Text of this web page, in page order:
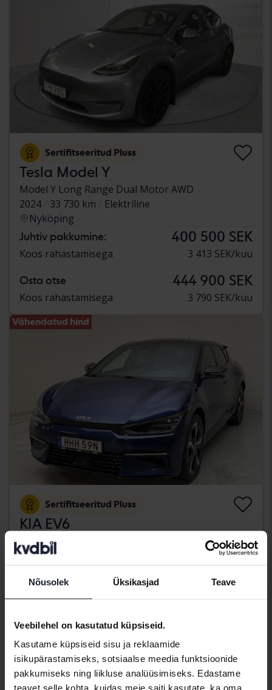
Nõusolek Üksikasjad Teave
Veebilehel on kasutatud küpsiseid.
Kasutame küpsiseid sisu ja reklaamide
isikupärastamiseks, sotsiaalse meedia funktsioonide
pakkumiseks ning liikluse analüüsimiseks. Edastame
teavet selle kohta, kuidas meie saiti kasutate, ka oma
Sertifitseeritud Pluss
Tesla Model Y
Model Y Long Range Dual Motor AWD
2024
33 730 km
Elektriline
Nyköping
Juhtiv pakkumine: 400 500 SEK
Koos rahastamisega 3 413 SEK/kuu
Osta otse 444 900 SEK
Koos rahastamisega 3 790 SEK/kuu
Vähendatud hind
Sertifitseeritud Pluss
KIA EV6
AWD
2022
30 700 km
Osta otse 406 900 SEK
Koos rahastamisega
kolmapäev